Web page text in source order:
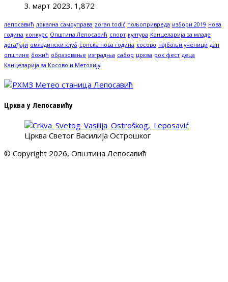
3. март 2023. 1,872
лепосавић локална самоуправа zoran todić пољопривреда избори 2019 нова
година конкурс Општина Лепосавић спорт култура Канцеларија за младе
догађаји омладински клуб српска нова година косово најбољи ученици дан
општине божић образовање изградња сабор црква рок фест деца
Канцеларија за Косово и Метохију
Црква у Лепосавићу
Црква Светог Василија Острошког
© Copyright 2026, Општина Лепосавић